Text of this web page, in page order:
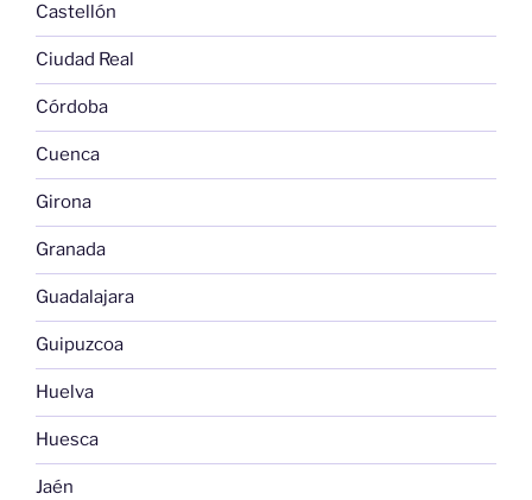
Castellón
Ciudad Real
Córdoba
Cuenca
Girona
Granada
Guadalajara
Guipuzcoa
Huelva
Huesca
Jaén